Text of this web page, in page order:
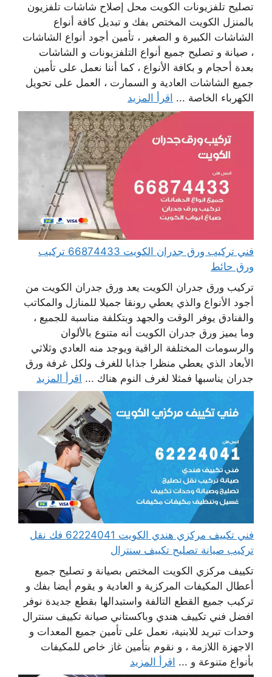
تصليح تلفزيونات الكويت محل إصلاح شاشات تلفزيون
بالمنزل الكويت المختص بفك و تبديل كافة أنواع
الشاشات الكبيرة و الصغير ، تأمين أجود أنواع الشاشات
، صيانة و تصليح جميع أنواع التلفزيونات و الشاشات
بعدة أحجام و بكافة الأنواع ، كما أننا نعمل على تأمين
جميع الشاشات العادية و السمارت ، العمل على تحويل
الكهرباء الخاصة ... اقرأ المزيد
فني تركيب ورق جدران الكويت 66874433 تركيب
ورق حائط
تركيب ورق جدران الكويت يعد ورق جدران الكويت من
أجود الأنواع والذي يعطي رونقا جميلا للمنازل والمكاتب
والفنادق يوفر الوقت والجهد وبتكلفة مناسبة للجميع ،
وما يميز ورق جدران الكويت أنه متنوع بالألوان
والرسومات المختلفة الراقية ويوجد منه العادي وثلاثي
الأبعاد الذي يعطي منظرا جذابا للغرف ولكل غرفة ورق
جدران يناسبها فمثلا لغرف النوم هناك ... اقرأ المزيد
فني تكييف مركزي هندي الكويت 62224041 فك نقل
تركيب صيانة تصليح تكييف سنترال
تكييف مركزي الكويت المختص بصيانة و تصليح جميع
أعطال المكيفات المركزية و العادية و يقوم أيضا بفك و
تركيب جميع القطع التالفة واستبدالها بقطع جديدة نوفر
افضل فني تكييف هندي وباكستاني صيانة تكييف سنترال
وحدات تبريد للابنية، نعمل على تأمين جميع المعدات و
الاجهزة اللازمة ، و نقوم بتأمين غاز خاص للمكيفات
بأنواع متنوعة و ... اقرأ المزيد